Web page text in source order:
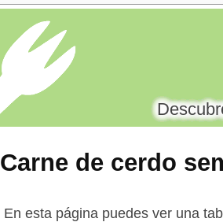
Carne de cerdo
En esta página puedes ver una